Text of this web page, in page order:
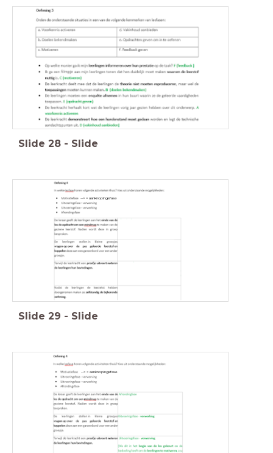
Slide 28 - Slide
--> = aanknopingsfase
Slide 29 - Slide
--> = aanknopingsfase